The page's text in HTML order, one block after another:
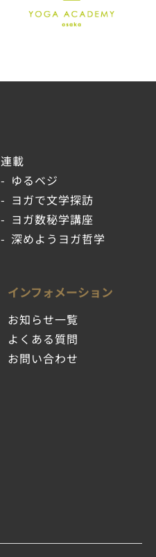
連載
ゆるベジ
ヨガで文学探訪
ヨガ数秘学講座
深めようヨガ哲学
インフォメーション
お知らせ一覧
よくある質問
お問い合わせ